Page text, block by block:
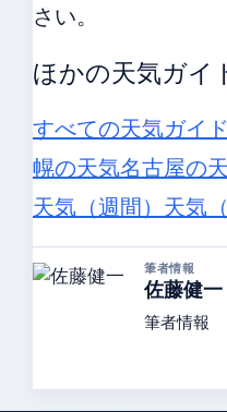
さい。
ほかの天気ガイ
すべての天気ガイド
幌の天気名古屋の
天気（週間） 天気
筆者情報
佐藤健一
筆者情報